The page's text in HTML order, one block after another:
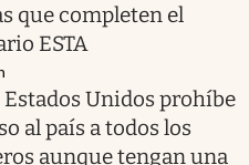
que completen el
ESTA
Unidos prohíbe
al país a todos los
aunque tengan una